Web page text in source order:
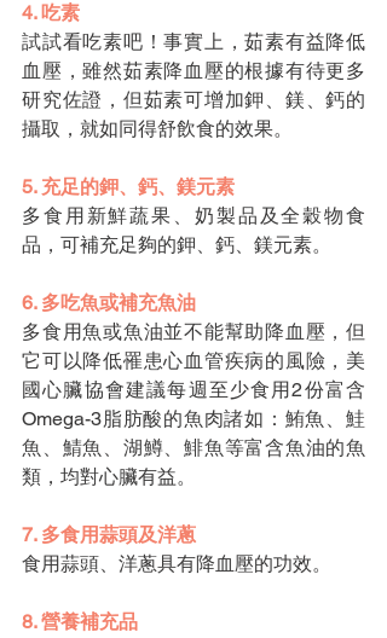
4. 吃素
試試看吃素吧！事實上，茹素有益降低
血壓，雖然茹素降血壓的根據有待更多
研究佐證，但茹素可增加鉀、鎂、鈣的
攝取，就如同得舒飲食的效果。
5. 充足的鉀、鈣、鎂元素
多食用新鮮蔬果、奶製品及全穀物食
品，可補充足夠的鉀、鈣、鎂元素。
6. 多吃魚或補充魚油
多食用魚或魚油並不能幫助降血壓，但
它可以降低罹患心血管疾病的風險，美
國心臟協會建議每週至少食用2份富含
Omega-3脂肪酸的魚肉諸如：鮪魚、鮭
魚、鯖魚、湖鱒、鯡魚等富含魚油的魚
類，均對心臟有益。
7. 多食用蒜頭及洋蔥
食用蒜頭、洋蔥具有降血壓的功效。
8. 營養補充品